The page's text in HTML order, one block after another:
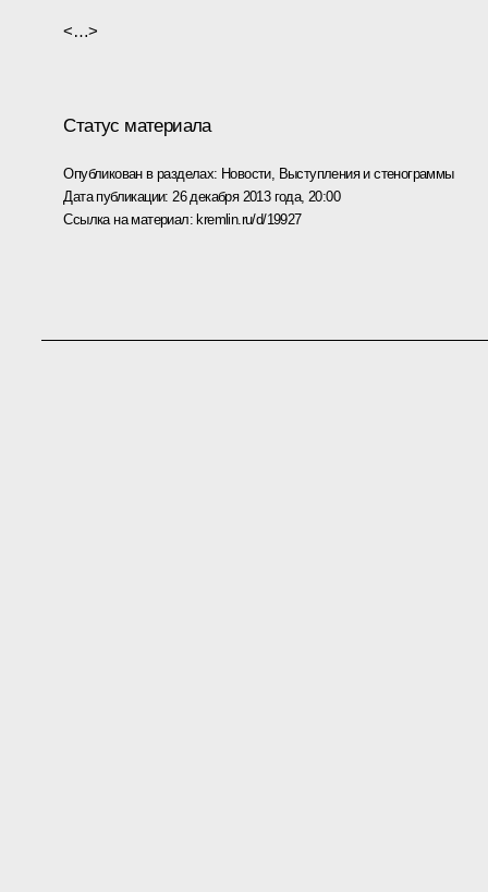
<…>
Статус материала
Опубликован в разделах: Новости, Выступления и стенограммы
Дата публикации: 26 декабря 2013 года, 20:00
Ссылка на материал: kremlin.ru/d/19927